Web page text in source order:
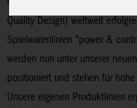
Quality Design) weltweit
Spielwarenlinien "power &
werden nun unter unserer
positioniert und stehen für
Unsere eigenen Produktlinien